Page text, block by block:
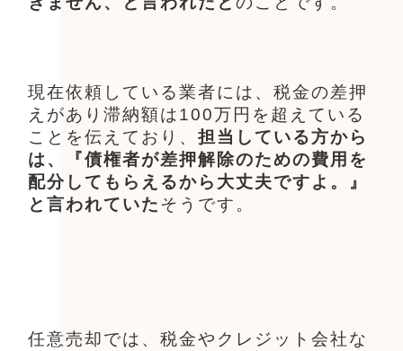
現在依頼している業者には、税金の差押
えがあり滞納額は100万円を超えている
ことを伝えており、担当している方から
は、『債権者が差押解除のための費用を
配分してもらえるから大丈夫ですよ。』
と言われていたそうです。
任意売却では、税金やクレジット会社な